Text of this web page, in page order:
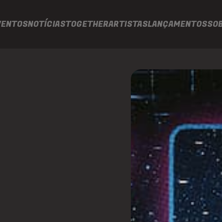
NOTÍCIASTOGETHERARTISTASLANÇAMENTOS